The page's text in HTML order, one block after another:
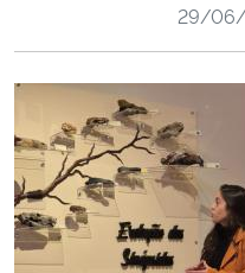
Ministério da Ciência, Tecnologia,
Ministério do Meio Ambiente
Ministério do Turismo
29/06/